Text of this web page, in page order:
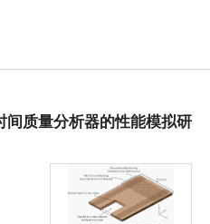
间质量分析器的性能模拟研